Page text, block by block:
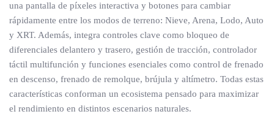
una pantalla de píxeles interactiva y botones para cambiar
rápidamente entre los modos de terreno: Nieve, Arena, Lodo, Auto
y XRT. Además, integra controles clave como bloqueo de
diferenciales delantero y trasero, gestión de tracción, controlador
táctil multifunción y funciones esenciales como control de frenado
en descenso, frenado de remolque, brújula y altímetro. Todas estas
características conforman un ecosistema pensado para maximizar
el rendimiento en distintos escenarios naturales.